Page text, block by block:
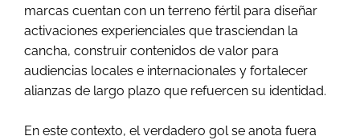
marcas cuentan con un terreno fértil para diseñar
activaciones experienciales que trasciendan la
cancha, construir contenidos de valor para
audiencias locales e internacionales y fortalecer
alianzas de largo plazo que refuercen su identidad.
En este contexto, el verdadero gol se anota fuera